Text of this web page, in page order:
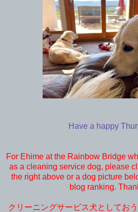
Have a happy
For Ehime at the Rainbow Bridge
as a cleaning service dog, please
the right above or a dog picture
blog ranking.
クリーニングサービス犬としてお